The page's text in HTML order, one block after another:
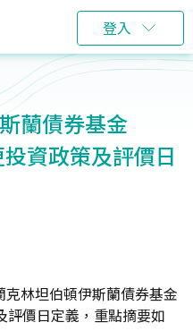
登入
蘭債券基金
資政策及評價日
林坦伯頓伊斯蘭債券基金
評價日定義，重點摘要如